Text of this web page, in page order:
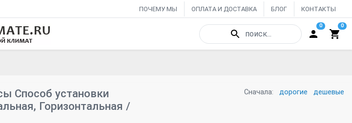
ПОЧЕМУ МЫ ОПЛАТА И ДОСТАВКА БЛОГ КОНТАКТЫ
поиск...
0 0
Способ установки
Горизонтальная /
Сначала: дорогие дешевые